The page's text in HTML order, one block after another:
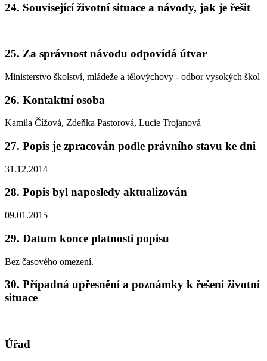
24. Související životní situace a návody, jak je řešit
25. Za správnost návodu odpovídá útvar
Ministerstvo školství, mládeže a tělovýchovy - odbor vysokých škol
26. Kontaktní osoba
Kamila Čížová, Zdeňka Pastorová, Lucie Trojanová
27. Popis je zpracován podle právního stavu ke dni
31.12.2014
28. Popis byl naposledy aktualizován
09.01.2015
29. Datum konce platnosti popisu
Bez časového omezení.
30. Případná upřesnění a poznámky k řešení životní
situace
Úřad